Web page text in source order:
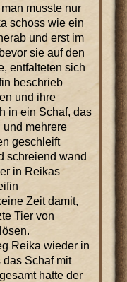
musste nur
schoss wie ein
und erst im
sie auf den
entfalteten sich
beschrieb
und ihre
in ein Schaf, das
mehrere
geschleift
schreiend wand
in Reikas
Zeit damit,
Tier von
Reika wieder in
Schaf mit
hatte der